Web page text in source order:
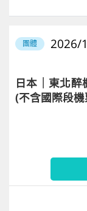
團體 2026/
日本｜東北
(不含國際段